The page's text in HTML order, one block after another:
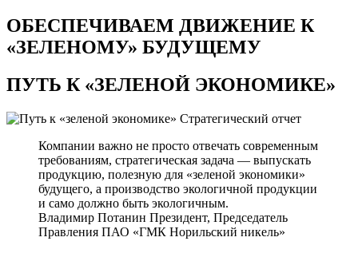
ОБЕСПЕЧИВАЕМ ДВИЖЕНИЕ К
«ЗЕЛЕНОМУ» БУДУЩЕМУ
ПУТЬ К«ЗЕЛЕНОЙ ЭКОНОМИКЕ»
Стратегический отчет
Компании важно не просто отвечать современным
требованиям, стратегическая задача — выпускать
продукцию, полезную для «зеленой экономики»
будущего, а производство экологичной продукции
и само должно быть экологичным.
Владимир Потанин Президент, Председатель
Правления ПАО «ГМК Норильский никель»